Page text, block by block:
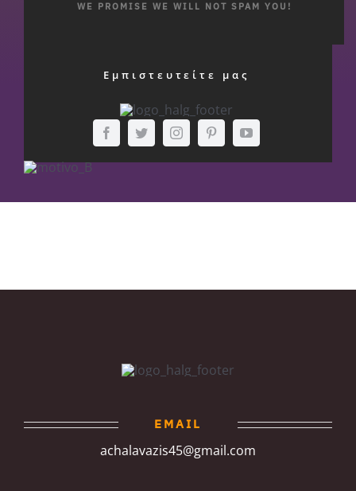
WE PROMISE WE WILL NOT SPAM YOU!
Εμπιστευτείτε μας
EMAIL
achalavazis45@gmail.com